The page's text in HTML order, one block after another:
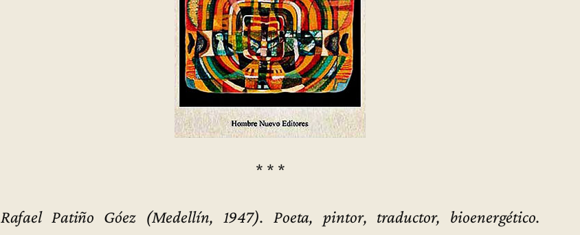
* * *
Rafael Patiño Góez (Medellín, 1947). Poeta, pintor, traductor, bioenergético.